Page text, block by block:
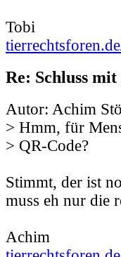
Tobi
Re: Schluss
Autor: Achim
> Hmm, für
> QR-Code?
Stimmt, der ist
muss eh nur die
Achim